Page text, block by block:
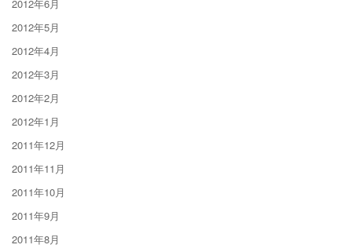
2012年6月
2012年5月
2012年4月
2012年3月
2012年2月
2012年1月
2011年12月
2011年11月
2011年10月
2011年9月
2011年8月